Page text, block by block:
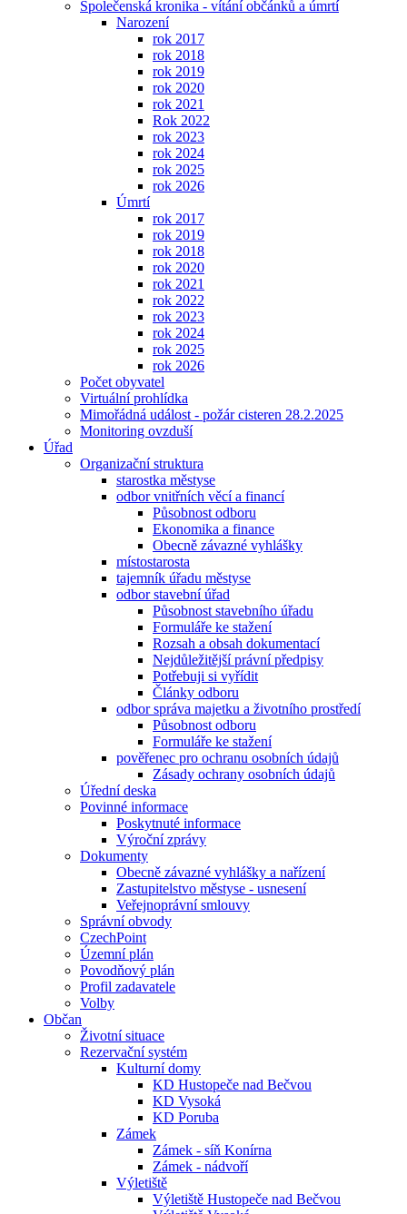
Společenská kronika - vítání občánků a úmrtí
Narození
rok 2017
rok 2018
rok 2019
rok 2020
rok 2021
Rok 2022
rok 2023
rok 2024
rok 2025
rok 2026
Úmrtí
rok 2017
rok 2019
rok 2018
rok 2020
rok 2021
rok 2022
rok 2023
rok 2024
rok 2025
rok 2026
Počet obyvatel
Virtuální prohlídka
Mimořádná událost - požár cisteren 28.2.2025
Monitoring ovzduší
Úřad
Organizační struktura
starostka městyse
odbor vnitřních věcí a financí
Působnost odboru
Ekonomika a finance
Obecně závazné vyhlášky
místostarosta
tajemník úřadu městyse
odbor stavební úřad
Působnost stavebního úřadu
Formuláře ke stažení
Rozsah a obsah dokumentací
Nejdůležitější právní předpisy
Potřebuji si vyřídit
Články odboru
odbor správa majetku a životního prostředí
Působnost odboru
Formuláře ke stažení
pověřenec pro ochranu osobních údajů
Zásady ochrany osobních údajů
Úřední deska
Povinné informace
Poskytnuté informace
Výroční zprávy
Dokumenty
Obecně závazné vyhlášky a nařízení
Zastupitelstvo městyse - usnesení
Veřejnoprávní smlouvy
Správní obvody
CzechPoint
Územní plán
Povodňový plán
Profil zadavatele
Volby
Občan
Životní situace
Rezervační systém
Kulturní domy
KD Hustopeče nad Bečvou
KD Vysoká
KD Poruba
Zámek
Zámek - síň Konírna
Zámek - nádvoří
Výletiště
Výletiště Hustopeče nad Bečvou